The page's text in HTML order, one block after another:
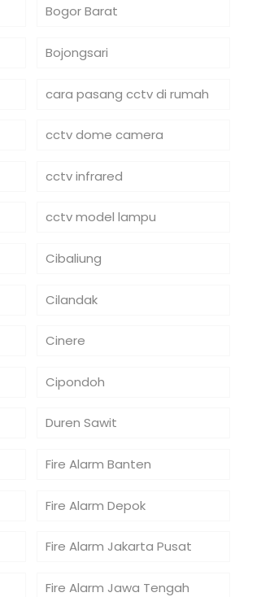
Bogor Barat
Bojongsari
cara pasang cctv di rumah
cctv dome camera
cctv infrared
cctv model lampu
Cibaliung
Cilandak
Cinere
Cipondoh
Duren Sawit
Fire Alarm Banten
Fire Alarm Depok
Fire Alarm Jakarta Pusat
Fire Alarm Jawa Tengah